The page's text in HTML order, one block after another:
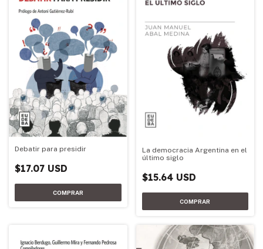
Debatir para presidir
$17.07 USD
La democracia Argentina en el
último siglo
$15.64 USD